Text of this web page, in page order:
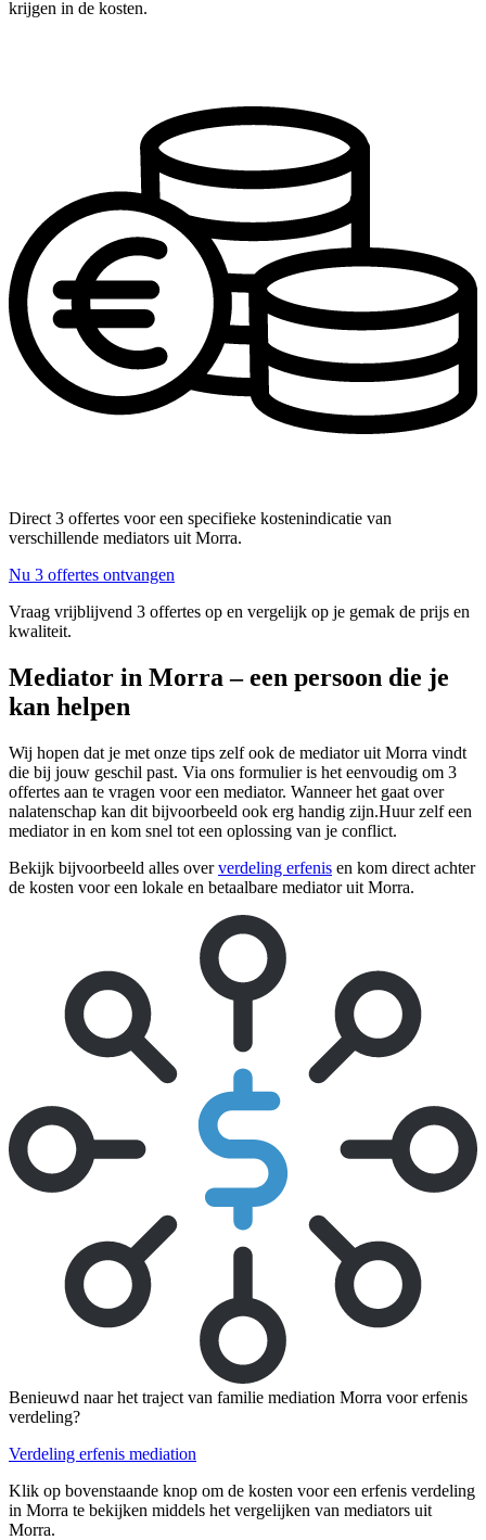
krijgen in de kosten.
Direct 3 offertes voor een specifieke kostenindicatie van
verschillende mediators uit Morra.
Nu 3 offertes ontvangen
Vraag vrijblijvend 3 offertes op en vergelijk op je gemak de prijs en
kwaliteit.
Mediator in Morra – een persoon die je
kan helpen
Wij hopen dat je met onze tips zelf ook de mediator uit Morra vindt
die bij jouw geschil past. Via ons formulier is het eenvoudig om 3
offertes aan te vragen voor een mediator. Wanneer het gaat over
nalatenschap kan dit bijvoorbeeld ook erg handig zijn.Huur zelf een
mediator in en kom snel tot een oplossing van je conflict.
Bekijk bijvoorbeeld alles oververdeling erfenis en kom direct achter
de kosten voor een lokale en betaalbare mediator uit Morra.
Benieuwd naar het traject van familie mediation Morra voor erfenis
verdeling?
Verdeling erfenis mediation
Klik op bovenstaande knop om de kosten voor een erfenis verdeling
in Morra te bekijken middels het vergelijken van mediators uit
Morra.